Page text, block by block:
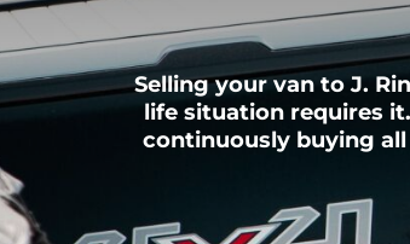
Selling your van to J.
life situation requires
continuously buying all